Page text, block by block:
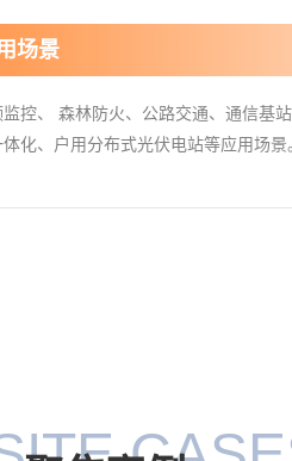
场景
控、 森林防火、公路交通、通信基
化、户用分布式光伏电站等应用场景